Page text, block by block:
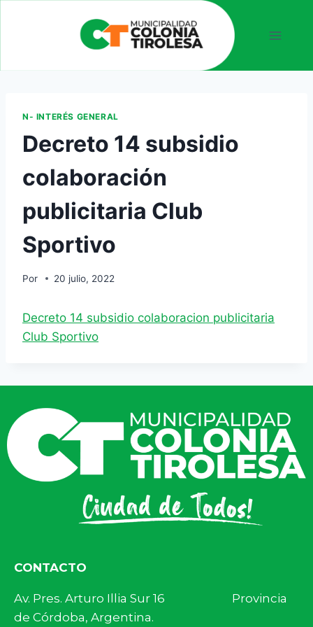
N- INTERÉS GENERAL
Decreto 14 subsidio
colaboración
publicitaria Club
Sportivo
Por 20 julio, 2022
Decreto 14 subsidio colaboracion publicitaria
Club Sportivo
CONTACTO
Av. Pres. Arturo Illia Sur 16 Provincia
de Córdoba, Argentina.